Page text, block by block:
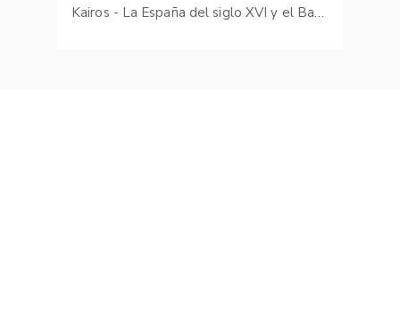
Kairos - La España del siglo XVI y el Barroco